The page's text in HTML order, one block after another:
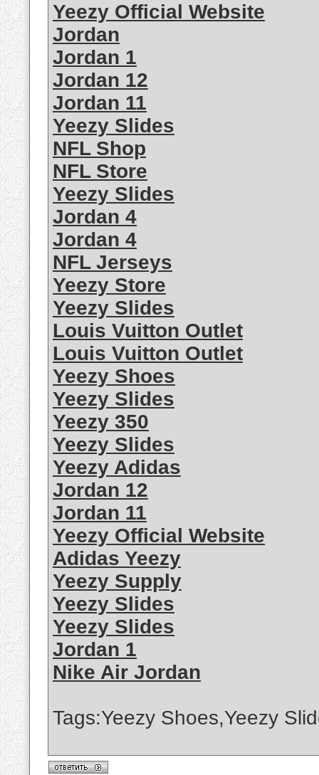
Yeezy Official Website
Jordan
Jordan 1
Jordan 12
Jordan 11
Yeezy Slides
NFL Shop
NFL Store
Yeezy Slides
Jordan 4
Jordan 4
NFL Jerseys
Yeezy Store
Yeezy Slides
Louis Vuitton Outlet
Louis Vuitton Outlet
Yeezy Shoes
Yeezy Slides
Yeezy 350
Yeezy Slides
Yeezy Adidas
Jordan 12
Jordan 11
Yeezy Official Website
Adidas Yeezy
Yeezy Supply
Yeezy Slides
Yeezy Slides
Jordan 1
Nike Air Jordan
Tags:Yeezy Shoes,Yeezy